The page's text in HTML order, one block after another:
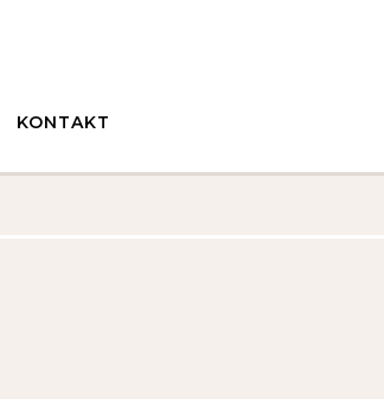
KONTAKT